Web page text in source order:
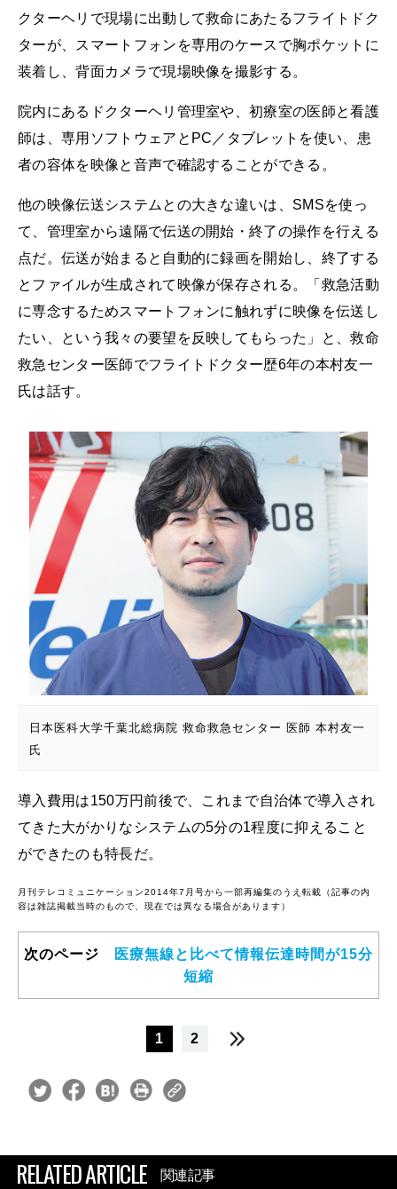
クターヘリで現場に出動して救命にあたるフライトドク
ターが、スマートフォンを専用のケースで胸ポケットに
装着し、背面カメラで現場映像を撮影する。
院内にあるドクターヘリ管理室や、初療室の医師と看護
師は、専用ソフトウェアとPC／タブレットを使い、患
者の容体を映像と音声で確認することができる。
他の映像伝送システムとの大きな違いは、SMSを使っ
て、管理室から遠隔で伝送の開始・終了の操作を行える
点だ。伝送が始まると自動的に録画を開始し、終了する
とファイルが生成されて映像が保存される。「救急活動
に専念するためスマートフォンに触れずに映像を伝送し
たい、という我々の要望を反映してもらった」と、救命
救急センター医師でフライトドクター歴6年の本村友一
氏は話す。
日本医科大学千葉北総病院 救命救急センター 医師 本村友一
氏
導入費用は150万円前後で、これまで自治体で導入され
てきた大がかりなシステムの5分の1程度に抑えること
ができたのも特長だ。
月刊テレコミュニケーション2014年7月号から一部再編集のうえ転載（記事の内
容は雑誌掲載当時のもので、現在では異なる場合があります）
次のページ
医療無線と比べて情報伝達時間が15分
短縮
1 2
RELATED ARTICLE 関連記事